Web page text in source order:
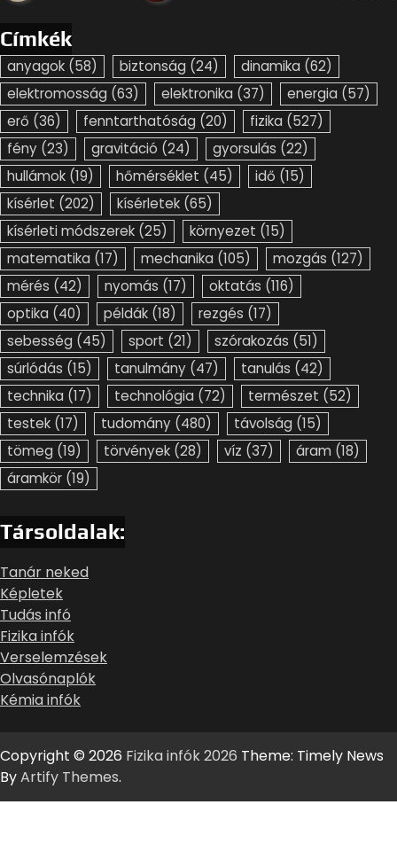
Címkék
anyagok (58) biztonság (24) dinamika (62)
elektromosság (63) elektronika (37) energia (57)
erő (36) fenntarthatóság (20) fizika (527)
fény (23) gravitáció (24) gyorsulás (22)
hullámok (19) hőmérséklet (45) idő (15)
kísérlet (202) kísérletek (65)
kísérleti módszerek (25) környezet (15)
matematika (17) mechanika (105) mozgás (127)
mérés (42) nyomás (17) oktatás (116)
optika (40) példák (18) rezgés (17)
sebesség (45) sport (21) szórakozás (51)
súrlódás (15) tanulmány (47) tanulás (42)
technika (17) technológia (72) természet (52)
testek (17) tudomány (480) távolság (15)
tömeg (19) törvények (28) víz (37) áram (18)
áramkör (19)
Társoldalak:
Tanár neked
Képletek
Tudás infó
Fizika infók
Verselemzések
Olvasónaplók
Kémia infók
Copyright © 2026 Fizika infók 2026 Theme: Timely News
ByArtify Themes.